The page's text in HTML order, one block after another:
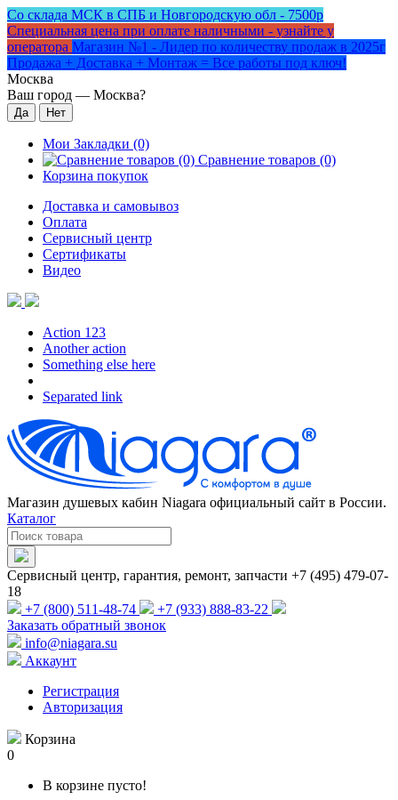
Со склада МСК в СПБ и Новгородскую обл - 7500р
Специальная цена при оплате наличными - узнайте у
оператора Магазин №1 - Лидер по количеству продаж в 2025г
Продажа + Доставка + Монтаж = Все работы под ключ!
Москва
Ваш город — Москва?
Мои Закладки (0)
Сравнение товаров (0)
Корзина покупок
Доставка и самовывоз
Оплата
Сервисный центр
Сертификаты
Видео
Action 123
Another action
Something else here
Separated link
Магазин душевых кабин Niagara официальный сайт в России.
Каталог
Сервисный центр, гарантия, ремонт, запчасти +7 (495) 479-07-
18
+7 (800) 511-48-74
+7 (933) 888-83-22
Заказать обратный звонок
info@niagara.su
Аккаунт
Регистрация
Авторизация
Корзина
0
В корзине пусто!